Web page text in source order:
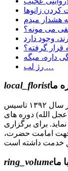
هشدار میدم
می مونه؟
رژ لب …
local_floristما
کانون مهدویت صبح عدالت ( مشهد مقدس ) در سال ۱۳۹۲ تاسیس
الله) دوره های
برای برگزاری
جهت امامت حضرت،
ring_volumeما